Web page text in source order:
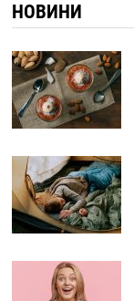
НОВИНИ